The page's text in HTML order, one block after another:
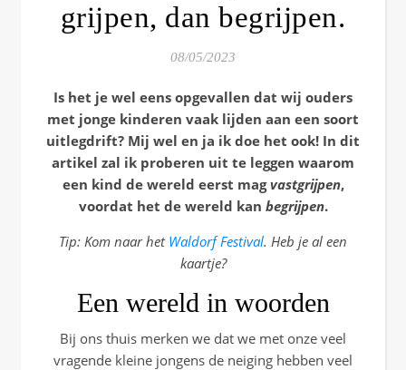
grijpen, dan begrijpen.
08/05/2023
Is het je wel eens opgevallen dat wij ouders
met jonge kinderen vaak lijden aan een soort
uitlegdrift? Mij wel en ja ik doe het ook! In dit
artikel zal ik proberen uit te leggen waarom
een kind de wereld eerst magvastgrijpen,
voordat het de wereld kan begrijpen.
Tip: Kom naar het Waldorf Festival. Heb je al een
kaartje?
Een wereld in woorden
Bij ons thuis merken we dat we met onze veel
vragende kleine jongens de neiging hebben veel